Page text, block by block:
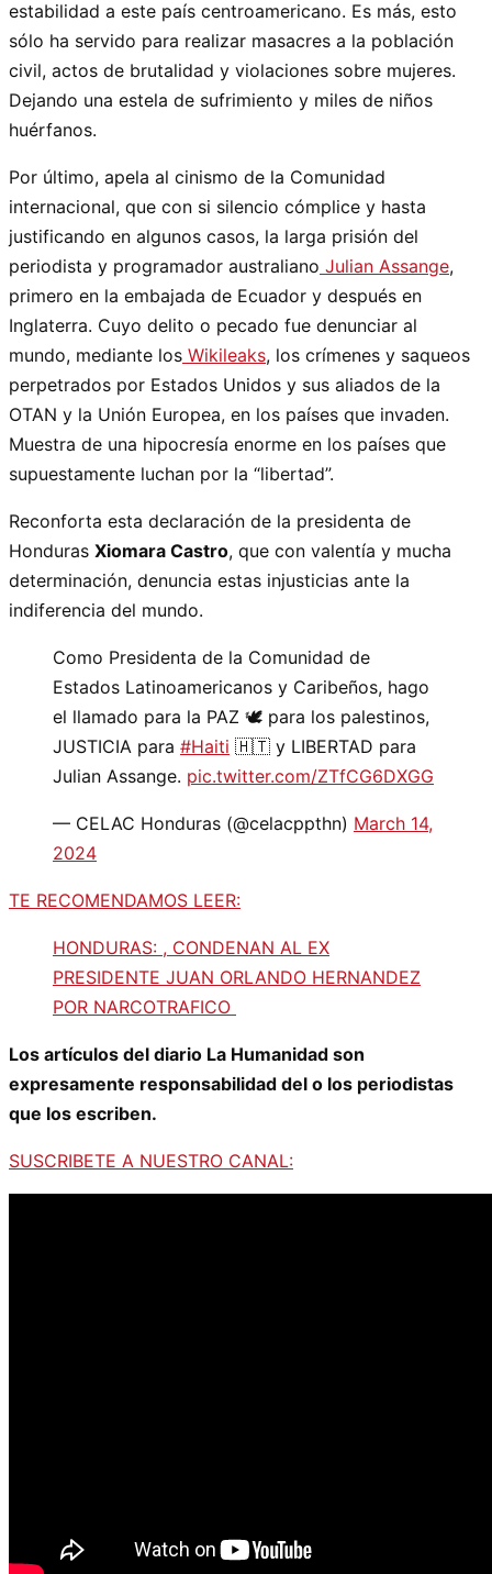
estabilidad a este país centroamericano. Es más, esto
sólo ha servido para realizar masacres a la población
civil, actos de brutalidad y violaciones sobre mujeres.
Dejando una estela de sufrimiento y miles de niños
huérfanos.
Por último, apela al cinismo de la Comunidad
internacional, que con si silencio cómplice y hasta
justificando en algunos casos, la larga prisión del
periodista y programador australiano Julian Assange,
primero en la embajada de Ecuador y después en
Inglaterra. Cuyo delito o pecado fue denunciar al
mundo, mediante los Wikileaks, los crímenes y saqueos
perpetrados por Estados Unidos y sus aliados de la
OTAN y la Unión Europea, en los países que invaden.
Muestra de una hipocresía enorme en los países que
supuestamente luchan por la “libertad”.
Reconforta esta declaración de la presidenta de
Honduras Xiomara Castro, que con valentía y mucha
determinación, denuncia estas injusticias ante la
indiferencia del mundo.
Como Presidenta de la Comunidad de
Estados Latinoamericanos y Caribeños, hago
el llamado para la PAZ 🕊️ para los palestinos,
JUSTICIA para #Haiti 🇭🇹 y LIBERTAD para
Julian Assange. pic.twitter.com/ZTfCG6DXGG
— CELAC Honduras (@celacppthn) March 14,
2024
TE RECOMENDAMOS LEER:
HONDURAS: , CONDENAN AL EX
PRESIDENTE JUAN ORLANDO HERNANDEZ
POR NARCOTRAFICO
Los artículos del diario La Humanidad son
expresamente responsabilidad del o los periodistas
que los escriben.
SUSCRIBETE A NUESTRO CANAL: